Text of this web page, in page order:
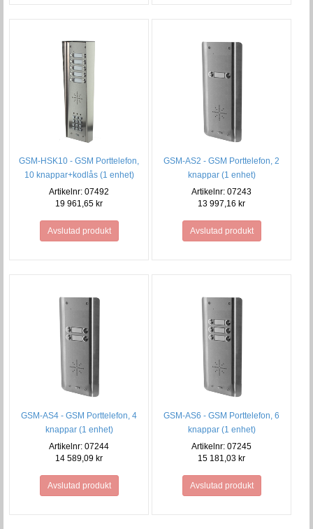
GSM-HSK10 - GSM Porttelefon,
10 knappar+kodlås (1 enhet)
Artikelnr: 07492
19 961,65 kr
Avslutad produkt
GSM-AS2 - GSM Porttelefon, 2
knappar (1 enhet)
Artikelnr: 07243
13 997,16 kr
Avslutad produkt
GSM-AS4 - GSM Porttelefon, 4
knappar (1 enhet)
Artikelnr: 07244
14 589,09 kr
Avslutad produkt
GSM-AS6 - GSM Porttelefon, 6
knappar (1 enhet)
Artikelnr: 07245
15 181,03 kr
Avslutad produkt